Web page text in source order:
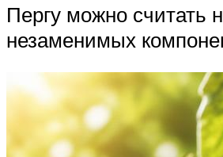
Пергу можно
незаменимых